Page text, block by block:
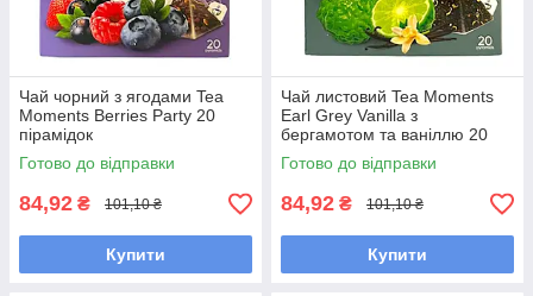
Чай чорний з ягодами Tea
Moments Berries Party 20
пірамідок
Готово до відправки
84,92 ₴ 101,10 ₴
Купити
Чай листовий Tea Moments
Earl Grey Vanilla з
бергамотом та ваніллю 20
пірамідок
Готово до відправки
84,92 ₴ 101,10 ₴
Купити